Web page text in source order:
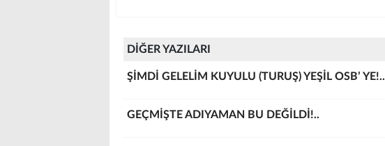
DİĞER YAZILARI
ŞİMDİ GELELİM KUYULU (TURUŞ) YEŞİL OSB’ YE!..
GEÇMİŞTE ADIYAMAN BU DEĞİLDİ!..